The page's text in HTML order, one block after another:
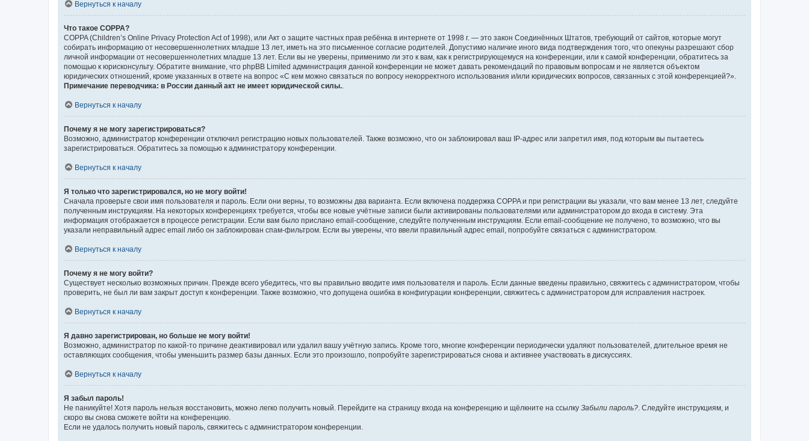
Вернуться к началу
Что такое COPPA?
COPPA (Children’s Online Privacy Protection Act of 1998), или Акт о защите частных прав ребёнка в интернете от 1998 г. — это закон Соединённых Штатов, требующий от сайтов, которые могут
собирать информацию от несовершеннолетних младше 13 лет, иметь на это письменное согласие родителей. Допустимо наличие иного вида подтверждения того, что опекуны разрешают сбор
личной информации от несовершеннолетних младше 13 лет. Если вы не уверены, применимо ли это к вам, как к регистрирующемуся на конференции, или к самой конференции, обратитесь за
помощью к юрисконсульту. Обратите внимание, что phpBB Limited администрация данной конференции не может давать рекомендаций по правовым вопросам и не является объектом
юридических отношений, кроме указанных в ответе на вопрос «С кем можно связаться по вопросу некорректного использования и/или юридических вопросов, связанных с этой конференцией?».
Примечание переводчика: в России данный акт не имеет юридической силы.
Вернуться к началу
Почему я не могу зарегистрироваться?
Возможно, администратор конференции отключил регистрацию новых пользователей. Также возможно, что он заблокировал ваш IP-адрес или запретил имя, под которым вы пытаетесь
зарегистрироваться. Обратитесь за помощью к администратору конференции.
Вернуться к началу
Я только что зарегистрировался, но не могу войти!
Сначала проверьте свои имя пользователя и пароль. Если они верны, то возможны два варианта. Если включена поддержка COPPA и при регистрации вы указали, что вам менее 13 лет, следуйте
полученным инструкциям. На некоторых конференциях требуется, чтобы все новые учётные записи были активированы пользователями или администратором до входа в систему. Эта
информация отображается в процессе регистрации. Если вам было прислано email-сообщение, следуйте полученным инструкциям. Если email-сообщение не получено, то возможно, что вы
указали неправильный адрес email либо он заблокирован спам-фильтром. Если вы уверены, что ввели правильный адрес email, попробуйте связаться с администратором.
Вернуться к началу
Почему я не могу войти?
Существует несколько возможных причин. Прежде всего убедитесь, что вы правильно вводите имя пользователя и пароль. Если данные введены правильно, свяжитесь с администратором, чтобы
проверить, не был ли вам закрыт доступ к конференции. Также возможно, что допущена ошибка в конфигурации конференции, свяжитесь с администратором для исправления настроек.
Вернуться к началу
Я давно зарегистрирован, но больше не могу войти!
Возможно, администратор по какой-то причине деактивировал или удалил вашу учётную запись. Кроме того, многие конференции периодически удаляют пользователей, длительное время не
оставляющих сообщения, чтобы уменьшить размер базы данных. Если это произошло, попробуйте зарегистрироваться снова и активнее участвовать в дискуссиях.
Вернуться к началу
Я забыл пароль!
Не паникуйте! Хотя пароль нельзя восстановить, можно легко получить новый. Перейдите на страницу входа на конференцию и щёлкните на ссылку Забыли пароль? . Следуйте инструкциям, и
скоро вы снова сможете войти на конференцию.
Если не удалось получить новый пароль, свяжитесь с администратором конференции.